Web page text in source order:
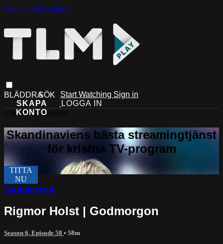
Skip to main content
Start Watching Sign in
Live stream preview
Godmorgon
Rigmor Holst | Godmorgon
Season 6, Episode 58 • 58m